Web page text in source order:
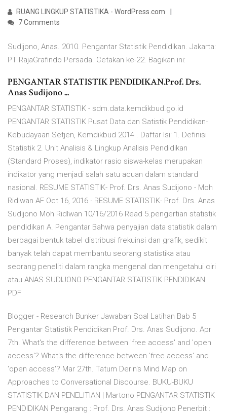
RUANG LINGKUP STATISTIKA - WordPress.com
7 Comments
Sudijono, Anas. 2010. Pengantar Statistik Pendidikan. Jakarta:
PT RajaGrafindo Persada. Cetakan ke-22. Bagikan ini:
PENGANTAR STATISTIK PENDIDIKAN.Prof. Drs.
Anas Sudijono ...
PENGANTAR STATISTIK - sdm.data.kemdikbud.go.id
PENGANTAR STATISTIK Pusat Data dan Satistik Pendidikan-
Kebudayaan Setjen, Kemdikbud 2014 . Daftar Isi: 1. Definisi
Statistik 2. Unit Analisis & Lingkup Analisis Pendidikan
(Standard Proses), indikator rasio siswa-kelas merupakan
indikator yang menjadi salah satu acuan dalam standard
nasional. RESUME STATISTIK- Prof. Drs. Anas Sudijono - Moh
Ridlwan AF Oct 16, 2016 · RESUME STATISTIK- Prof. Drs. Anas
Sudijono Moh Ridlwan 10/16/2016 Read 5.pengertian statistik
pendidikan A. Pengantar Bahwa penyajian data statistik dalam
berbagai bentuk tabel distribusi frekuinsi dan grafik, sedikit
banyak telah dapat membantu seorang statistika atau
seorang peneliti dalam rangka mengenal dan mengetahui ciri
atau ANAS SUDIJONO PENGANTAR STATISTIK PENDIDIKAN
PDF
Blogger - Research Bunker Jawaban Soal Latihan Bab 5
Pengantar Statistik Pendidikan Prof. Drs. Anas Sudijono. Apr
7th. What's the difference between 'free access' and 'open
access'? What's the difference between 'free access' and
'open access'? Mar 27th. Tatum Derin's Mind Map on
Approaches to Conversational Discourse. BUKU-BUKU
STATISTIK DAN PENELITIAN | Martono PENGANTAR STATISTIK
PENDIDIKAN Pengarang : Prof. Drs. Anas Sudijono Penerbit :